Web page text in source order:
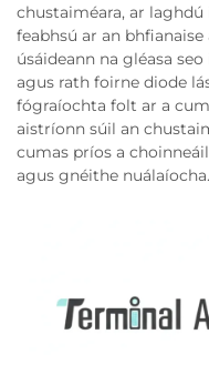
chustaiméara, ar
feabhsú ar an
úsáideann na gléasa
agus rath foirne diode
fógraíochta folt ar a
aistríonn súil an
cumas príos a
agus gnéithe nuálaíocha.